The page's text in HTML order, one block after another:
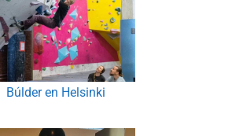
Búlder en Helsinki